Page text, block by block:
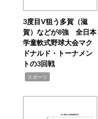
3度目V狙う多賀（滋
賀）などが8強 全日本
学童軟式野球大会マク
ドナルド・トーナメン
トの3回戦
スポーツ